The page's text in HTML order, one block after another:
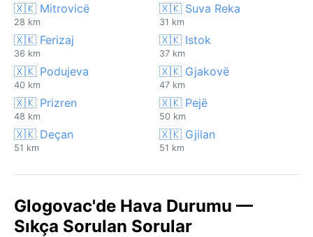
🇽🇰 Mitrovicë
28 km
🇽🇰 Suva Reka
31 km
🇽🇰 Ferizaj
36 km
🇽🇰 Istok
37 km
🇽🇰 Podujeva
40 km
🇽🇰 Gjakovë
47 km
🇽🇰 Prizren
48 km
🇽🇰 Pejë
50 km
🇽🇰 Deçan
51 km
🇽🇰 Gjilan
51 km
Glogovac'de Hava Durumu —
Sıkça Sorulan Sorular